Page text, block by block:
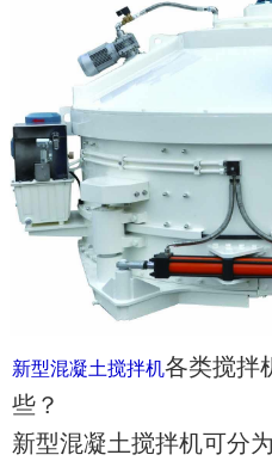
新型混凝土搅拌机各类搅拌
些？
新型混凝土搅拌机可分